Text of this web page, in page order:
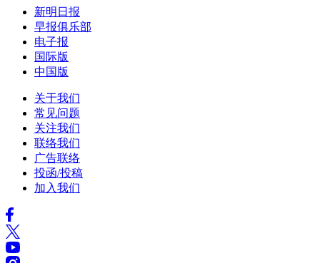
新明日报
早报俱乐部
电子报
国际版
中国版
关于我们
常见问题
关注我们
联络我们
广告联络
投函/投稿
加入我们